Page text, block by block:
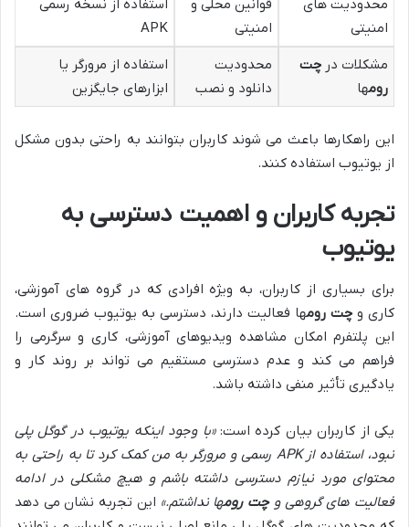
محدودیت های
امنیتی
قوانین محلی و
امنیتی
استفاده از نسخه رسمی
APK
مشکلات در چت
رومها
محدودیت
دانلود و نصب
استفاده از مرورگر یا
ابزارهای جایگزین
این راهکارها باعث می شوند کاربران بتوانند به راحتی بدون مشکل
از یوتیوب استفاده کنند.
تجربه کاربران و اهمیت دسترسی به
یوتیوب
برای بسیاری از کاربران، به ویژه افرادی که در گروه های آموزشی،
کاری و چت رومها فعالیت دارند، دسترسی به یوتیوب ضروری است.
این پلتفرم امکان مشاهده ویدیوهای آموزشی، کاری و سرگرمی را
فراهم می کند و عدم دسترسی مستقیم می تواند بر روند کار و
یادگیری تأثیر منفی داشته باشد.
یکی از کاربران بیان کرده است:«با وجود اینکه یوتیوب در گوگل پلی
نبود، استفاده از APK رسمی و مرورگر به من کمک کرد تا به راحتی به
محتوای مورد نیازم دسترسی داشته باشم و هیچ مشکلی در ادامه
فعالیت های گروهی وچت رومها نداشتم.» این تجربه نشان می دهد